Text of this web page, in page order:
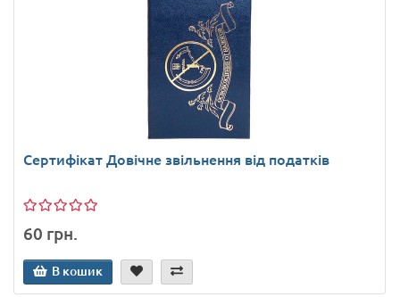
Сертифікат Довічне звільнення від податків
60 грн.
В кошик